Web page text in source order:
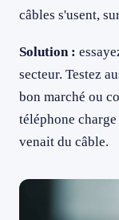
câbles s'usent,
Solution :
secteur. Testez
bon marché ou
téléphone
venait du câble.